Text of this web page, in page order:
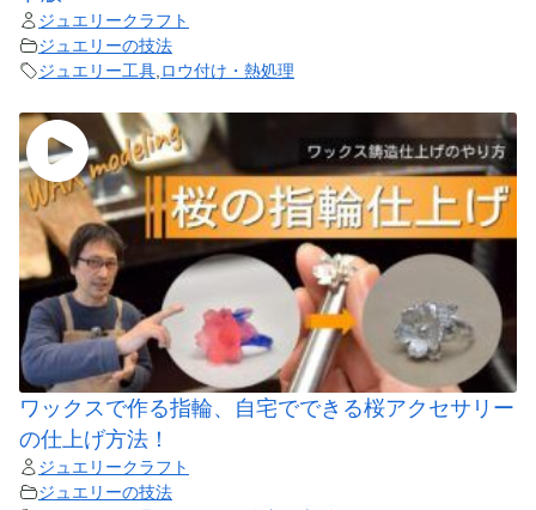
ジュエリークラフト
ジュエリーの技法
ジュエリー工具 ロウ付け・熱処理
ワックスで作る指輪、自宅でできる桜アクセサリー
の仕上げ方法！
ジュエリークラフト
ジュエリーの技法